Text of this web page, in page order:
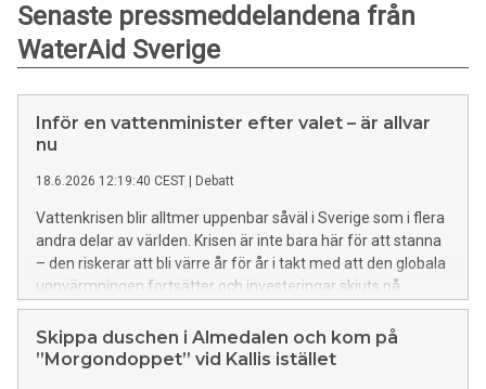
Senaste pressmeddelandena från
WaterAid Sverige
Inför en vattenminister efter valet – är allvar
nu
18.6.2026 12:19:40 CEST Debatt
Vattenkrisen blir alltmer uppenbar såväl i Sverige som i flera
andra delar av världen. Krisen är inte bara här för att stanna
– den riskerar att bli värre år för år i takt med att den globala
uppvärmningen fortsätter och investeringar skjuts på
framtiden. För att visa att man tar krisen på allvar behöver
Sverige införa en vattenminister efter höstens riksdagsval.
Skippa duschen i Almedalen och kom på
”Morgondoppet” vid Kallis istället